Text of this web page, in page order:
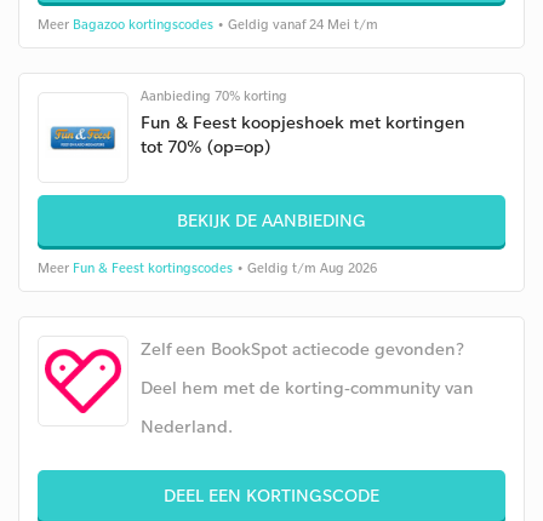
Meer Bagazoo kortingscodes • Geldig vanaf 24 Mei t/m
Aanbieding 70% korting
Fun & Feest koopjeshoek met kortingen
tot 70% (op=op)
BEKIJK DE AANBIEDING
Meer Fun & Feest kortingscodes • Geldig t/m Aug 2026
Zelf een BookSpot actiecode gevonden?
Deel hem met de korting-community van
Nederland.
DEEL EEN KORTINGSCODE